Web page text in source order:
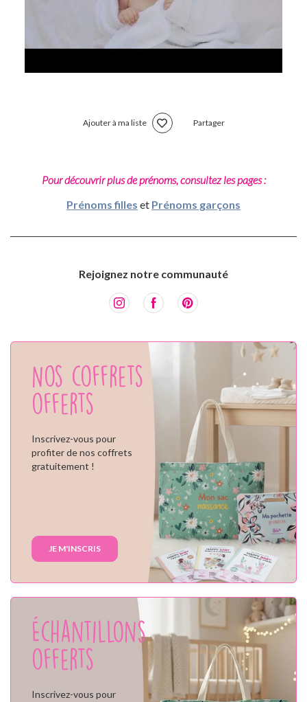
Ajouter à ma liste Partager
Pour découvrir plus de prénoms, consultez les pages :
Prénoms filles et Prénoms garçons
Rejoignez notre communauté
Nos coffrets
offerts
Inscrivez-vous pour
profiter de nos coffrets
gratuitement !
JE M'INSCRIS
Échantillons
offerts
Inscrivez-vous pour